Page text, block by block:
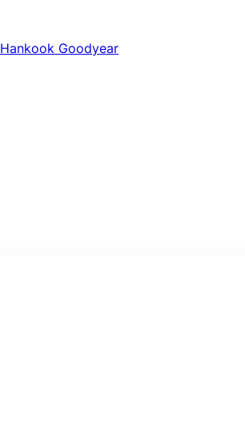
Hankook Goodyear